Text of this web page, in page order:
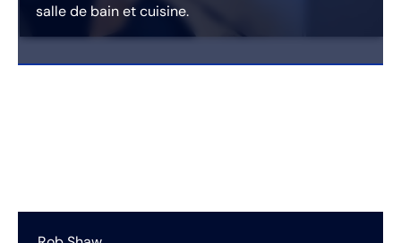
salle de bain et cuisine.